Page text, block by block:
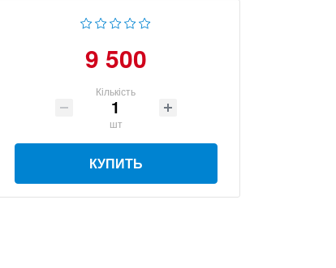
9 500
Кількість
шт
КУПИТЬ